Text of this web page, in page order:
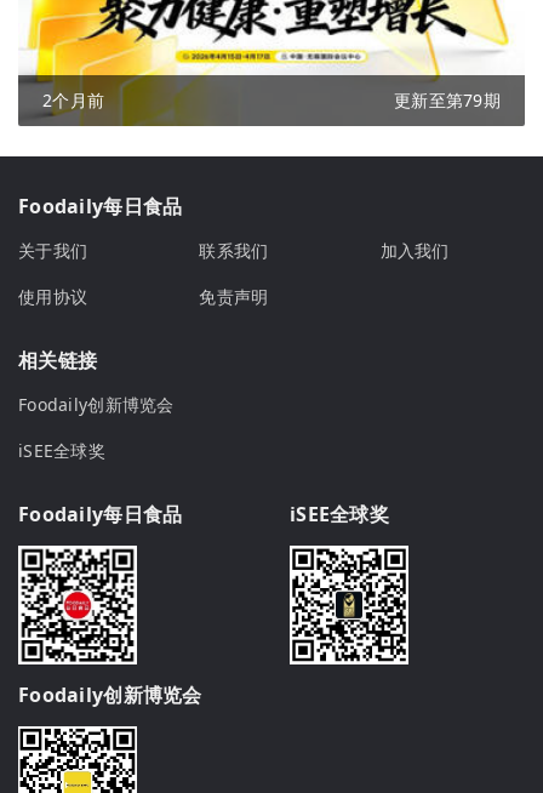
2个月前 更新至第79期
Foodaily每日食品
关于我们 联系我们
加入我们
使用协议
免责声明
相关链接
Foodaily创新博览会
iSEE全球奖
Foodaily每日食品 iSEE全球奖
Foodaily创新博览会